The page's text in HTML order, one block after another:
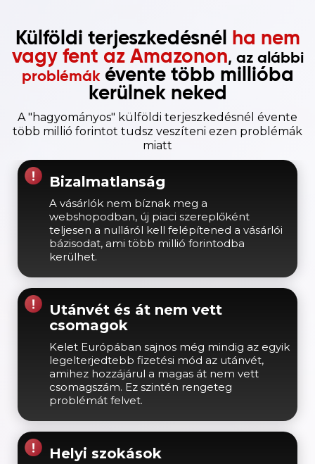
Külföldi terjeszkedésnél
ha nem
vagy fent az Amazonon, az alábbi
problémák évente több millióba
kerülnek neked
A "hagyományos" külföldi terjeszkedésnél évente
több millió forintot tudsz veszíteni ezen problémák
miatt
Bizalmatlanság
A vásárlók nem bíznak meg a
webshopodban, új piaci szereplőként
teljesen a nulláról kell felépítened a vásárlói
bázisodat, ami több millió forintodba
kerülhet.
Utánvét és át nem vett
csomagok
Kelet Európában sajnos még mindig az egyik
legelterjedtebb fizetési mód az utánvét,
amihez hozzájárul a magas át nem vett
csomagszám. Ez szintén rengeteg
problémát felvet.
Helyi szokások